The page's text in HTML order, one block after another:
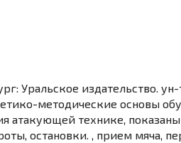
Уральское издательство. ун-
методические основы
атакующей технике,
остановки. , прием мяча,